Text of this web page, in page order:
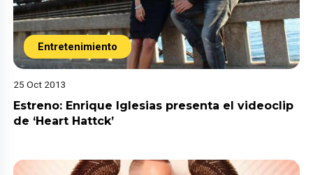
Entretenimiento
25 Oct 2013
Estreno: Enrique Iglesias presenta el videoclip
de ‘Heart Hattck’